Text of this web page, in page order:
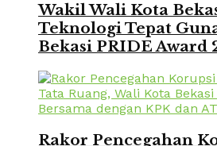
Wakil Wali Kota
Teknologi Tepat
Bekasi PRIDE Award
Rakor Pencegahan